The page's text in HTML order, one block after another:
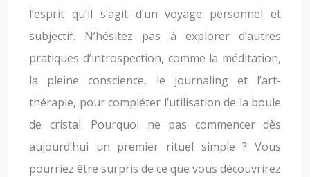
l’esprit qu’il s’agit d’un voyage personnel et
subjectif. N’hésitez pas à explorer d’autres
pratiques d’introspection, comme la méditation,
la pleine conscience, le journaling et l’art-
thérapie, pour compléter l’utilisation de la boule
de cristal. Pourquoi ne pas commencer dès
aujourd’hui un premier rituel simple ? Vous
pourriez être surpris de ce que vous découvrirez